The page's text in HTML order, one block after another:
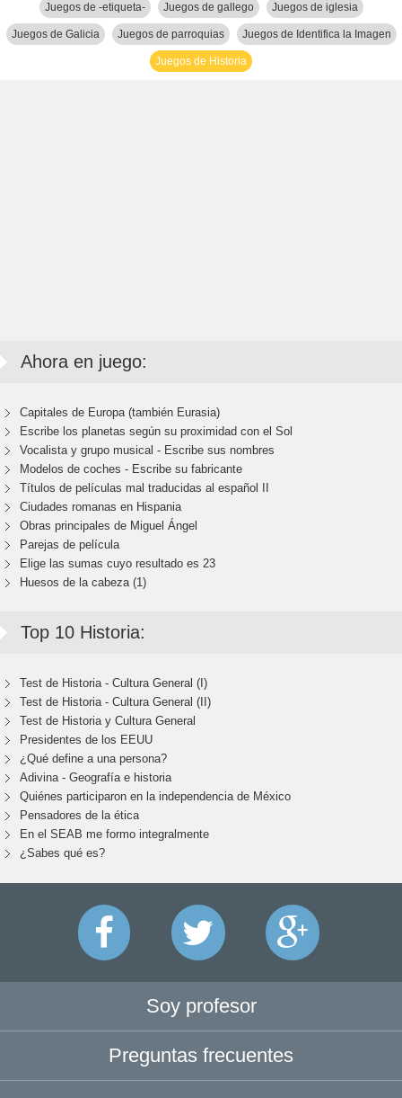
Juegos de -etiqueta- Juegos de gallego Juegos de iglesia
Juegos de Galicia Juegos de parroquias Juegos de Identifica la Imagen
Juegos de Historia
Ahora en juego:
Capitales de Europa (también Eurasia)
Escribe los planetas según su proximidad con el Sol
Vocalista y grupo musical - Escribe sus nombres
Modelos de coches - Escribe su fabricante
Títulos de películas mal traducidas al español II
Ciudades romanas en Hispania
Obras principales de Miguel Ángel
Parejas de película
Elige las sumas cuyo resultado es 23
Huesos de la cabeza (1)
Top 10 Historia:
Test de Historia - Cultura General (I)
Test de Historia - Cultura General (II)
Test de Historia y Cultura General
Presidentes de los EEUU
¿Qué define a una persona?
Adivina - Geografía e historia
Quiénes participaron en la independencia de México
Pensadores de la ética
En el SEAB me formo integralmente
¿Sabes qué es?
Soy profesor
Preguntas frecuentes